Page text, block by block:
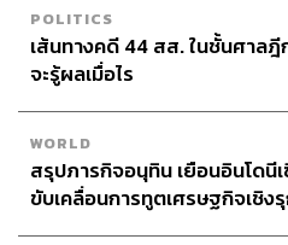
THE
กองบรรณาธิ
ABOUT
ชาติกล้า ส
ช่างภาพข่าว
STANDARD
POLITICS
เส้นทางคดี 44 สส. ในชั้นศาลฎี
จะรู้ผลเมื่อไร
WORLD
สรุปภารกิจอนุทิน เยือนอินโดนี
ขับเคลื่อนการทูตเศรษฐกิจเชิง